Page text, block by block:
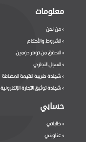
معلومات
>من نحن
>الشروط والأحكام
>التحقق من توفر دومين
>السجل التجاري
>شهادة ضريبة القيمة المضافة
>شهادة توثيق التجارة الإلكترونية
حسابي
>طلباتي
>عناويني